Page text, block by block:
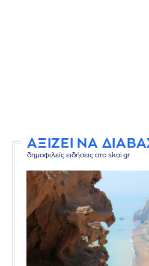
ΑΞΙΖΕΙ ΝΑ
δημοφιλείς ειδήσεις στο skai.gr